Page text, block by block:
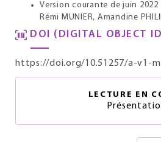
Version courante de juin 2022
Rémi MUNIER, Amandine
DOI (DIGITAL OBJECT
https://doi.org/10.51257/a-v1-
LECTURE EN